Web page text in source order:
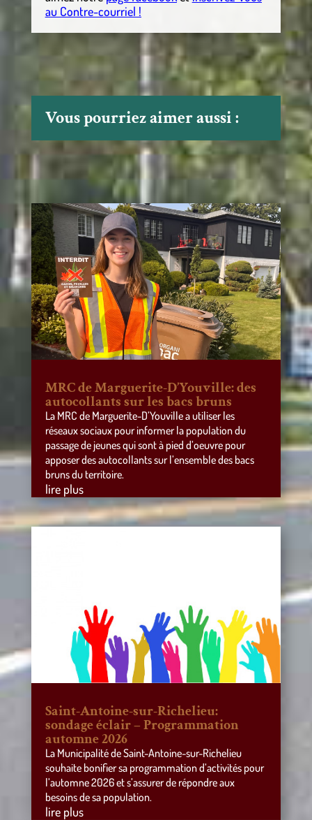
au Contre-courriel !
Vous pourriez aimer aussi :
MRC de Marguerite-D’Youville: des
autocollants sur les bacs bruns
La MRC de Marguerite-D’Youville a utiliser les
réseaux sociaux pour informer la population du
passage de jeunes qui sont à pied d’oeuvre pour
apposer des autocollants sur l’ensemble des bacs
bruns du territoire.
lire plus
Saint-Antoine-sur-Richelieu:
sondage éclair – Programmation
automne 2026
La Municipalité de Saint-Antoine-sur-Richelieu
souhaite bonifier sa programmation d’activités pour
l’automne 2026 et s’assurer de répondre aux
besoins de sa population.
lire plus